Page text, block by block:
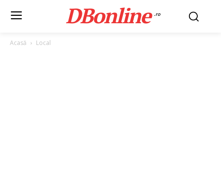
DBonline .ro
Acasă Local